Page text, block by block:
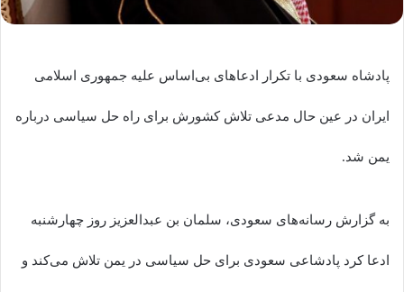
پادشاه سعودی با تکرار ادعاهای بی‌اساس علیه جمهوری اسلامی
ایران در عین حال مدعی تلاش کشورش برای راه حل سیاسی درباره
یمن شد.
به گزارش رسانه‌های سعودی، سلمان بن عبدالعزیز روز چهارشنبه
ادعا کرد پادشاعی سعودی برای حل سیاسی در یمن تلاش می‌کند و